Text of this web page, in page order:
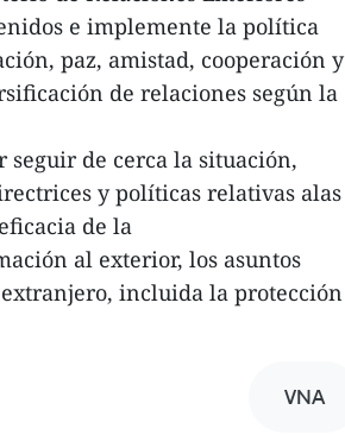
e implemente la política
paz, amistad, cooperación y
de relaciones según la
seguir de cerca la situación,
y políticas relativas alas
de la
al exterior, los asuntos
incluida la protección
VNA